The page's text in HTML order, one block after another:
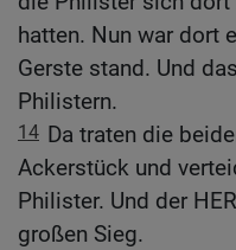
hatten. Nun war dort
Gerste stand. Und
Philistern.
14 Da traten die
Ackerstück und
Philister. Und der
großen Sieg.